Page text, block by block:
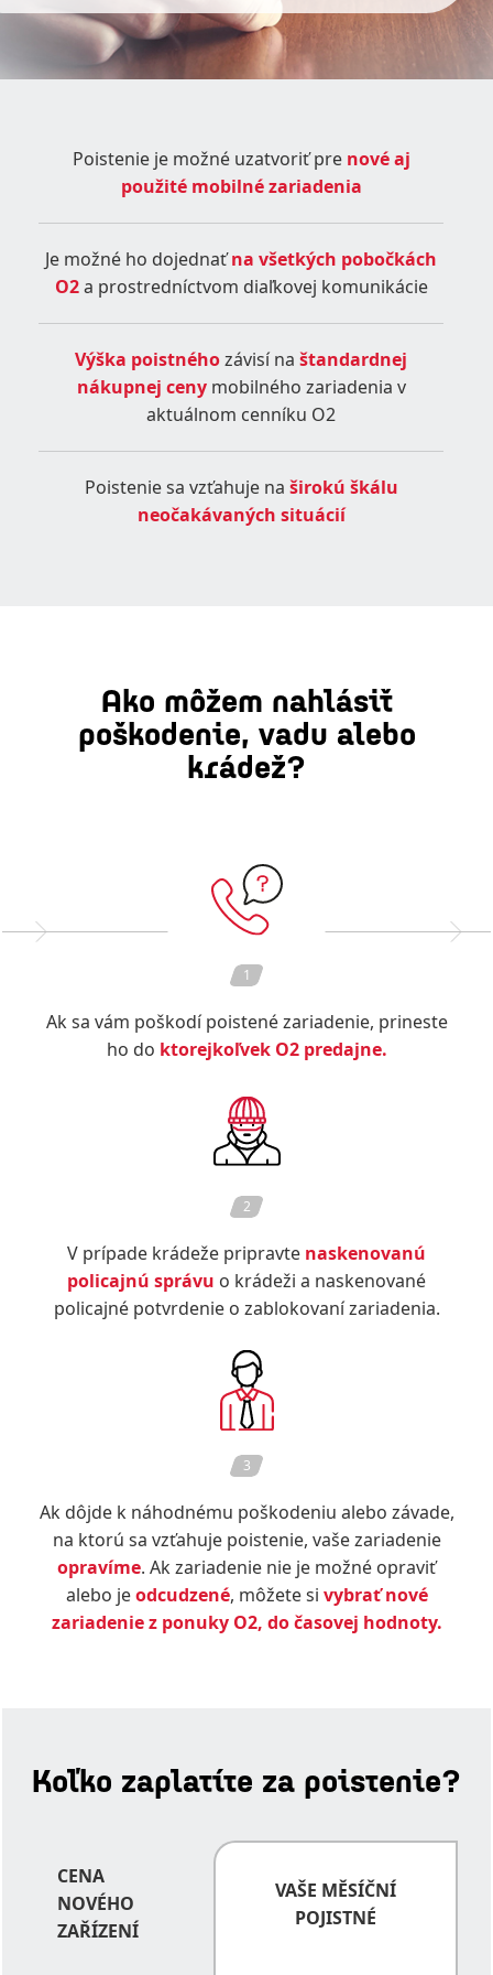
Zariadenia
Poistenie je možné uzatvoriť prenové aj
použité mobilné zariadenia
Je možné ho dojednaťna všetkých pobočkách
O2a prostredníctvom diaľkovej komunikácie
Výška poistnéhozávisí na štandardnej
nákupnej cenymobilného zariadenia v
aktuálnom cenníku O2
Poistenie sa vzťahuje na širokú škálu
neočakávaných situácií
Ako môžem nahlásiť
poškodenie, vadu alebo
krádež?
1
Ak sa vám poškodí poistené zariadenie, prineste
ho do ktorejkoľvek O2 predajne.
2
V prípade krádeže pripravte naskenovanú
policajnú správu o krádeži a naskenované
policajné potvrdenie o zablokovaní zariadenia.
3
Ak dôjde k náhodnému poškodeniu alebo závade,
na ktorú sa vzťahuje poistenie, vaše zariadenie
opravíme. Ak zariadenie nie je možné opraviť
alebo jeodcudzené, môžete si vybrať nové
zariadenie z ponuky O2, do časovej hodnoty.
Koľko zaplatíte za poistenie?
CENA
NOVÉHO
ZAŘÍZENÍ
VAŠE MĚSÍČNÍ
POJISTNÉ